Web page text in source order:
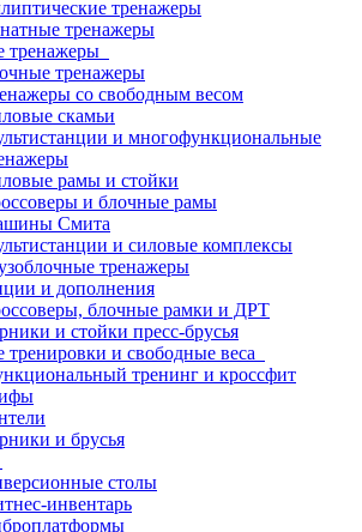
тренажеры
тренажеры
тренажеры
тренажеры
со свободным весом
скамьи
и многофункциональные
рамы и стойки
и блочные рамы
Смита
и силовые комплексы
тренажеры
и дополнения
блочные рамки и ДРТ
и стойки пресс-брусья
и свободные веса
тренинг и кроссфит
и брусья
столы
инвентарь